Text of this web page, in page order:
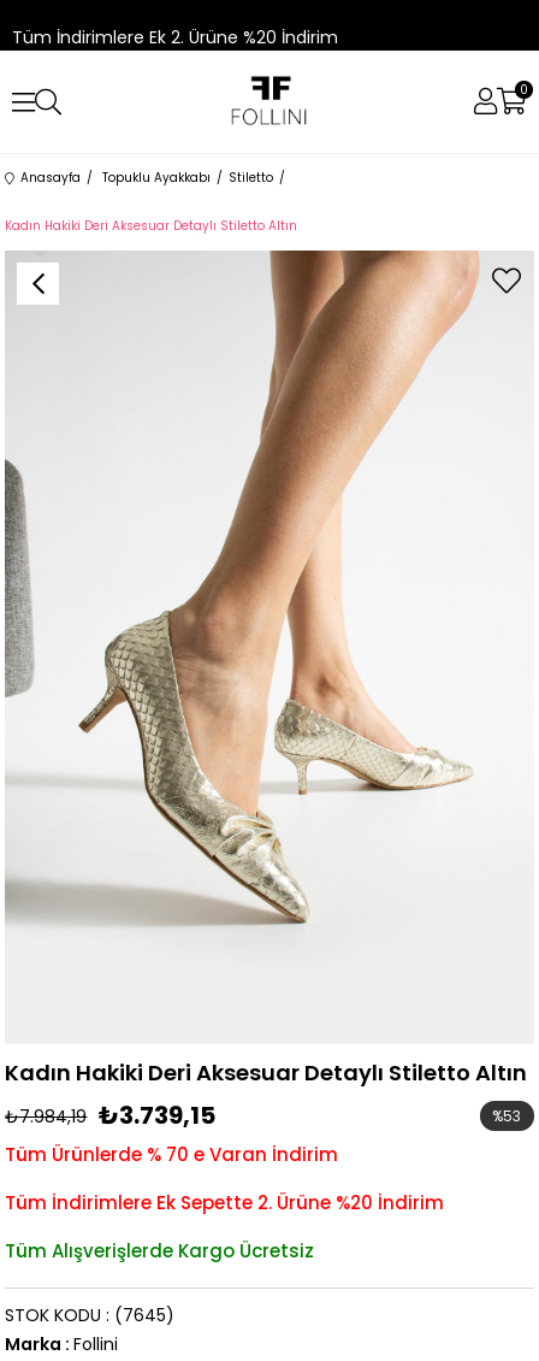
Tüm İndirimlere Ek 2. Ürüne %20 İndirim
0
Anasayfa Topuklu Ayakkabı Stiletto
Kadın Hakiki Deri Aksesuar Detaylı Stiletto Altın
Kadın Hakiki Deri Aksesuar Detaylı Stiletto Altın
₺7.984,19 ₺3.739,15 %53
Tüm Ürünlerde % 70 e Varan İndirim
Tüm İndirimlere Ek Sepette 2. Ürüne %20 İndirim
Tüm Alışverişlerde Kargo Ücretsiz
(7645)
STOK KODU
Marka : Follini